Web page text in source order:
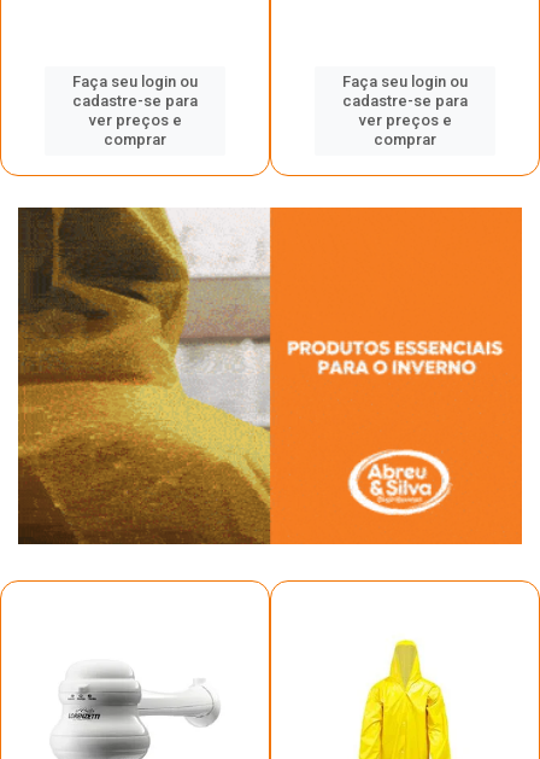
Faça seu login ou
cadastre-se para
ver preços e
comprar
Faça seu login ou
cadastre-se para
ver preços e
comprar